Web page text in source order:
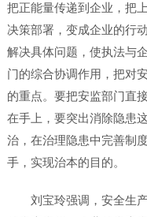
把正能量传递到企业，把
决策部署，变成企业的行
解决具体问题，使执法与
门的综合协调作用，把对
的重点。要把安监部门直
在手上，要突出消除隐患
治，在治理隐患中完善制
手，实现治本的目的。
刘宝玲强调，安全生